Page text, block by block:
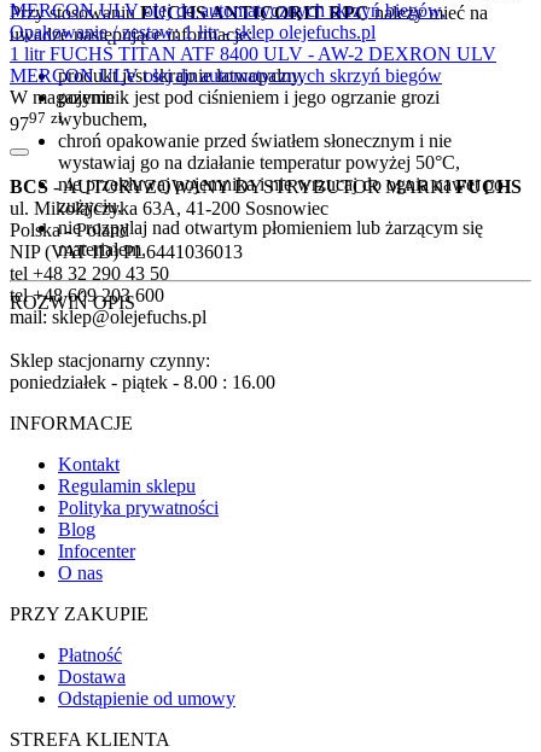
Przy stosowaniuFUCHS ANTICORIT RPCnależy mieć na
uwadze następujące informacje:
produkt jest skrajnie łatwopalny,
pojemnik jest pod ciśnieniem i jego ogrzanie grozi
wybuchem,
chroń opakowanie przed światłem słonecznym i nie
wystawiaj go na działanie temperatur powyżej 50°C,
nie przekłuwaj pojemnika i nie wrzucaj do ognia nawet po
zużyciu,
nie rozpylaj nad otwartym płomieniem lub żarzącym się
materiałem.
ROZWIŃ OPIS
1 litr FUCHS TITAN ATF 8400 ULV - AW-2 DEXRON ULV
MERCON ULV olej do automatycznych skrzyń biegów
W magazynie
9797 zł
BCS - AUTORYZOWANY DYSTRYBUTOR MARKIFUCHS
ul. Mikołajczyka 63A, 41-200 Sosnowiec
Polska - Poland
NIP (VAT ID) PL6441036013
tel +48 32 290 43 50
tel +48 609 203 600
mail: sklep@olejefuchs.pl
Sklep stacjonarny czynny:
poniedziałek - piątek - 8.00 : 16.00
INFORMACJE
Kontakt
Regulamin sklepu
Polityka prywatności
Blog
Infocenter
O nas
PRZY ZAKUPIE
Płatność
Dostawa
Odstąpienie od umowy
STREFA KLIENTA